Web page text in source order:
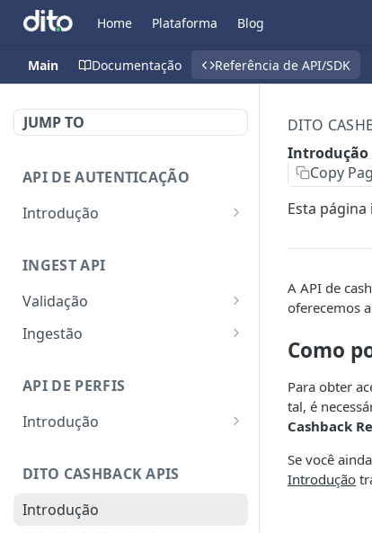
Home Plataforma Blog
Main Documentação Referência de API/SDK
JUMP TO
API DE AUTENTICAÇÃO
Introdução
autenticação.
Atualização da expiração
de um token de
autenticação.
INGEST API
Validação
Validar estrutura dos
eventos a serem
Ingestão
um formato genérico.
Ingestão de dados em
formato estruturado.
API DE PERFIS
Introdução
DITO CASHBACK APIS
Introdução
DITO
Introdução
Copy
Esta página
A API de
oferecemos
Como
Para obter
tal, é
Cashback
Se você
Introdução